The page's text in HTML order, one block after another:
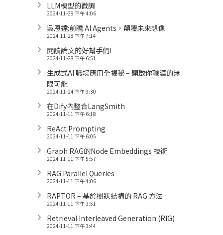
LLM模型的微調
2024-11-29 下午 4:06
吳恩達:前瞻 AI Agents，顛覆未來想像
2024-11-28 下午 7:14
閱讀論文的好幫手們!
2024-11-28 下午 6:51
生成式AI 職場應用全揭秘 – 開啟你職涯的無
限可能
2024-11-24 下午 9:30
在Dify內整合LangSmith
2024-11-11 下午 6:18
ReAct Prompting
2024-11-11 下午 6:05
Graph RAG的Node Embeddings 技術
2024-11-11 下午 5:57
RAG Parallel Queries
2024-11-11 下午 4:06
RAPTOR – 基於樹狀結構的 RAG 方法
2024-11-11 下午 3:51
Retrieval Interleaved Generation (RIG)
2024-11-11 下午 3:44